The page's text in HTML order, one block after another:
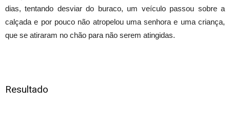
dias, tentando desviar do buraco, um veículo passou sobre a
calçada e por pouco não atropelou uma senhora e uma criança,
que se atiraram no chão para não serem atingidas.
Resultado